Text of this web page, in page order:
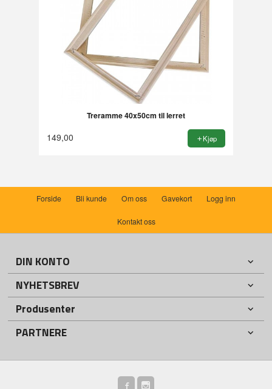
Treramme 40x50cm til lerret
149,00 Kjøp
Forside Bli kunde Om oss Gavekort Logg inn
Kontakt oss
DIN KONTO
NYHETSBREV
Produsenter
PARTNERE